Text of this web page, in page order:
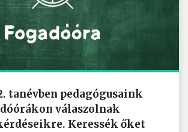
tanévben pedagógusaink
válaszolnak
Keressék őket